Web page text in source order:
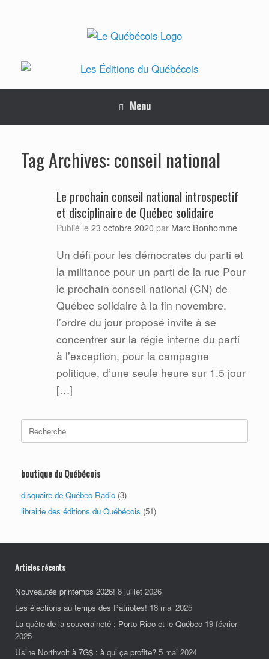
Menu
Tag Archives:conseil national
Le prochain conseil national introspectif
et disciplinaire de Québec solidaire
Publié le 23 octobre 2020 par Marc Bonhomme
Un défi pour les démocrates du parti et
la militance pour un parti de la rue Pour
le prochain conseil national (CN) de
Québec solidaire à la fin novembre,
l’ordre du jour proposé invite à se
concentrer sur la régie interne du parti
à l’exception, pour la campagne
politique, d’une seule heure sur 1.5 jour
[…]
Search
for:
boutique du Québécois
disquaire de Québec Radio (3)
librairie des éditions du Québécois (51)
Articles récents
Nouveautés printemps 2026! 8 juillet 2026
Les élections au temps des Patriotes! 18 mai 2025
La quête de la souveraineté : Porto Rico et le Québec 19 février
2025
Usine Northvolt à 7G$ : à qui ça profite? 5 mai 2024